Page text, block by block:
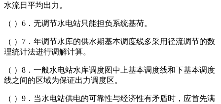
水流日平均出力。
（ ）6．无调节水电站只能担负系统基荷。
（ ）7．年调节水库的供水期基本调度线多采用径流调节的数
理统计法进行调解计算。
（ ）8．一般水电站水库调度图中上基本调度线和下基本调度
线之间的区域为保证出力调度区。
（ ）9．当水电站供电的可靠性与经济性有矛盾时，应首先满